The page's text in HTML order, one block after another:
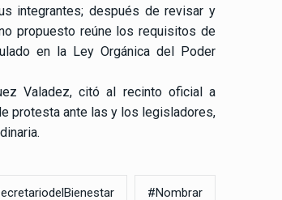
integrantes; después de revisar y
propuesto reúne los requisitos de
en la Ley Orgánica del Poder
Valadez, citó al recinto oficial a
protesta ante las y los legisladores,
#Nombrar